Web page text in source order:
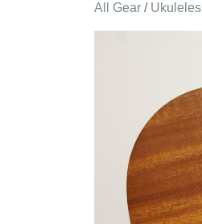
All Gear / Ukuleles